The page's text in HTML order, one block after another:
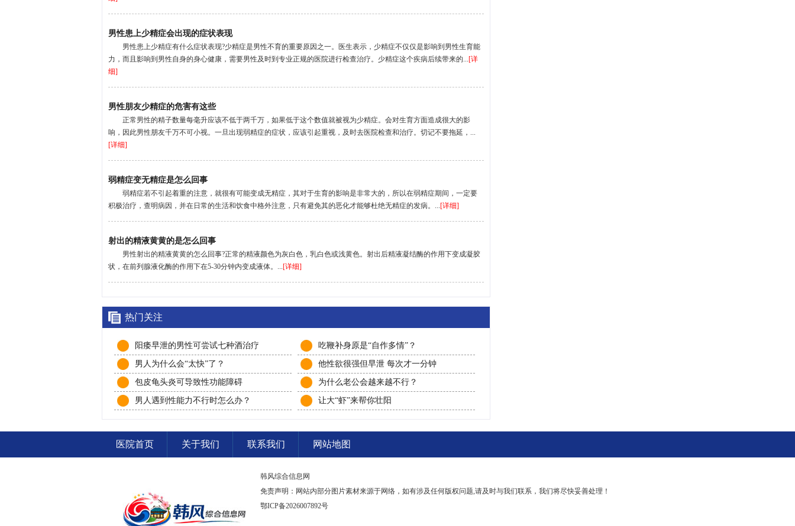
男性患上少精症会出现的症状表现
男性患上少精症有什么症状表现?少精症是男性不育的重要原因之一。医生表示，少精症不仅仅是影响到男性生育能
力，而且影响到男性自身的身心健康，需要男性及时到专业正规的医院进行检查治疗。少精症这个疾病后续带来的... [详
细]
男性朋友少精症的危害有这些
正常男性的精子数量每毫升应该不低于两千万，如果低于这个数值就被视为少精症。会对生育方面造成很大的影
响，因此男性朋友千万不可小视。一旦出现弱精症的症状，应该引起重视，及时去医院检查和治疗。切记不要拖延，...
[详细]
弱精症变无精症是怎么回事
弱精症若不引起着重的注意，就很有可能变成无精症，其对于生育的影响是非常大的，所以在弱精症期间，一定要
积极治疗，查明病因，并在日常的生活和饮食中格外注意，只有避免其的恶化才能够杜绝无精症的发病。... [详细]
射出的精液黄黄的是怎么回事
男性射出的精液黄黄的怎么回事?正常的精液颜色为灰白色，乳白色或浅黄色。射出后精液凝结酶的作用下变成凝胶
状，在前列腺液化酶的作用下在5-30分钟内变成液体。... [详细]
热门关注
阳痿早泄的男性可尝试七种酒治疗 吃鞭补身原是“自作多情”？
男人为什么会“太快”了？ 他性欲很强但早泄 每次才一分钟
包皮龟头炎可导致性功能障碍 为什么老公会越来越不行？
男人遇到性能力不行时怎么办？ 让大“虾”来帮你壮阳
医院首页 关于我们 联系我们 网站地图
韩风综合信息网
免责声明：网站内部分图片素材来源于网络，如有涉及任何版权问题,请及时与我们联系，我们将尽快妥善处理！
鄂ICP备2026007892号